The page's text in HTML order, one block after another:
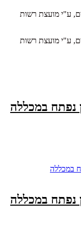
תעריפי המים, ע"י מועצת רשות
תעריפי המים, ע"י מועצת רשות
נפתח במכללה
נפתח במכללה